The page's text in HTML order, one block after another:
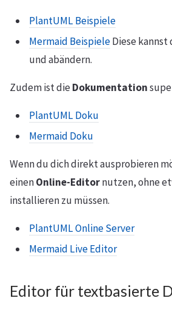
PlantUML Beispiele
Mermaid BeispieleDiese
und abändern.
Zudem ist dieDokumentation
PlantUML Doku
Mermaid Doku
Wenn du dich direkt ausprobieren
einenOnline-Editornutzen, ohne
installieren zu müssen.
PlantUML Online Server
Mermaid Live Editor
Editor für textbasierte